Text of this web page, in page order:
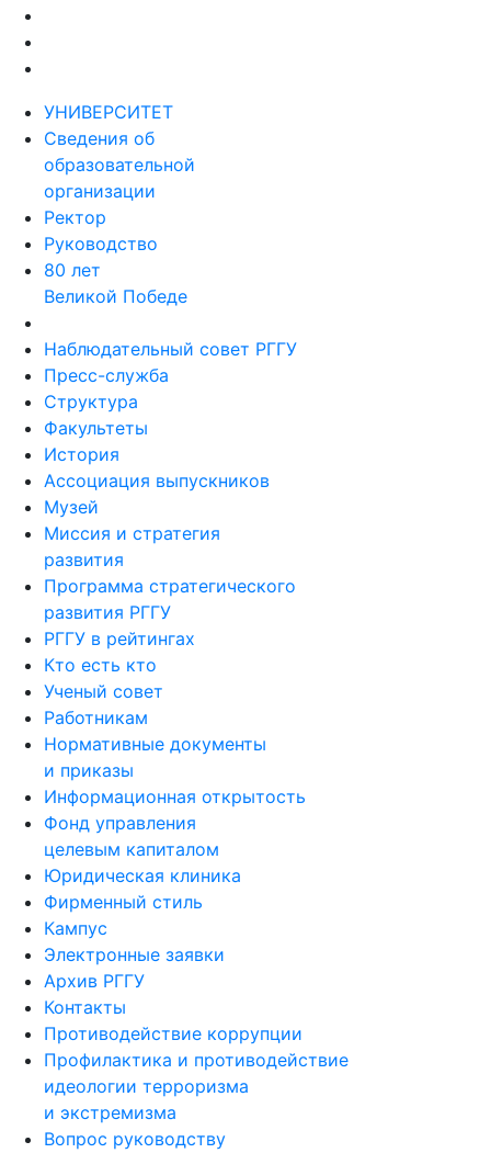
УНИВЕРСИТЕТ
Сведения об
образовательной
организации
Ректор
Руководство
80 лет
Великой Победе
Наблюдательный совет РГГУ
Пресс-служба
Структура
Факультеты
История
Ассоциация выпускников
Музей
Миссия и стратегия
развития
Программа стратегического
развития РГГУ
РГГУ в рейтингах
Кто есть кто
Ученый совет
Работникам
Нормативные документы
и приказы
Информационная открытость
Фонд управления
целевым капиталом
Юридическая клиника
Фирменный стиль
Кампус
Электронные заявки
Архив РГГУ
Контакты
Противодействие коррупции
Профилактика и противодействие
идеологии терроризма
и экстремизма
Вопрос руководству